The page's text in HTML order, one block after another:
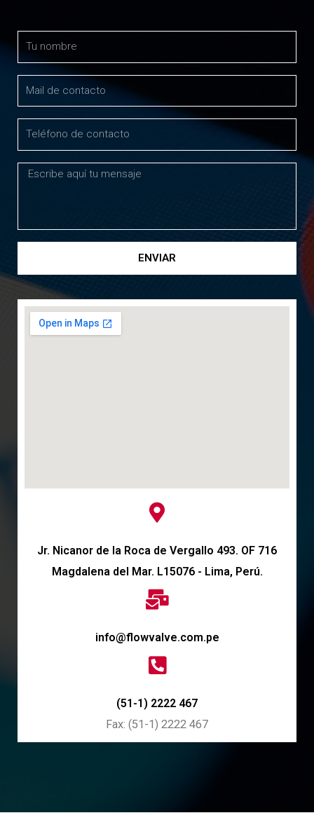
ENVIAR
Jr. Nicanor de la Roca de Vergallo 493. OF 716
Magdalena del Mar. L15076 - Lima, Perú.
info@flowvalve.com.pe
(51-1) 2222 467
Fax: (51-1) 2222 467